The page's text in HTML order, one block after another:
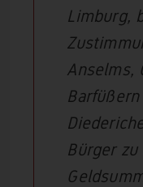
Limburg,
Anselms,
Bürger